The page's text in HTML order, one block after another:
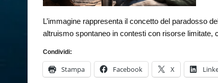
L’immagine rappresenta il concetto del paradosso
altruismo spontaneo in contesti con risorse limitate,
Condividi:
Stampa Facebook X